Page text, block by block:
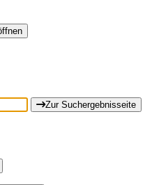
Zur Suchergebnisseite